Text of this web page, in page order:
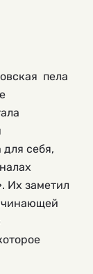
пела
себя,
Их заметил